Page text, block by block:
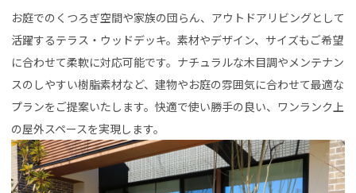
お庭でのくつろぎ空間や家族の団らん、アウトドアリビングとして
活躍するテラス・ウッドデッキ。素材やデザイン、サイズもご希望
に合わせて柔軟に対応可能です。ナチュラルな木目調やメンテナン
スのしやすい樹脂素材など、建物やお庭の雰囲気に合わせて最適な
プランをご提案いたします。快適で使い勝手の良い、ワンランク上
の屋外スペースを実現します。